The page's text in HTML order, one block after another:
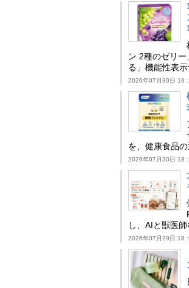
ン 2種のゼリ
る」機能性表
2026年07月30日 19
を、健康食品
2026年07月30日 18
し、AIと獣医
2026年07月29日 18